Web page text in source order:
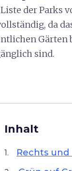
der Parks
da
Gärten
sind.
Inhalt
1. Rechts und